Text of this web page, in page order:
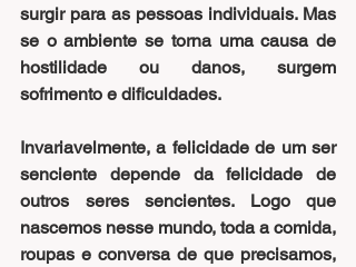
surgir para as pessoas individuais. Mas
se o ambiente se torna uma causa de
hostilidade ou danos, surgem
sofrimento e dificuldades.
Invariavelmente, a felicidade de um ser
senciente depende da felicidade de
outros seres sencientes. Logo que
nascemos nesse mundo, toda a comida,
roupas e conversa de que precisamos,